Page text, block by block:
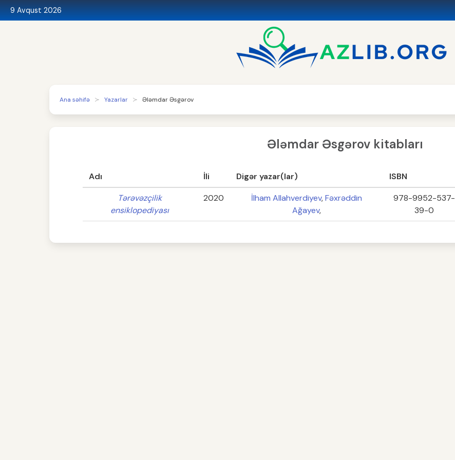
9 Avqust 2026
Ana səhifə Yazarlar Ələmdar Əsgərov
Ələmdar Əsgərov kitabları
Adı İli Digər yazar(lar) ISBN
Tərəvəzçilik
ensiklopediyası
2020 İlham Allahverdiyev,Fəxrəddin
Ağayev,
978-9952-537-
39-0